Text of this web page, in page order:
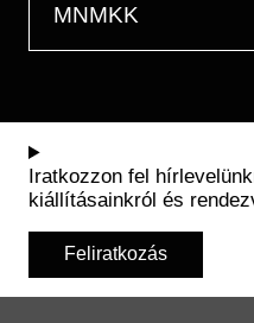
MNMKK
Iratkozzon fel
kiállításainkról és
Feliratkozás